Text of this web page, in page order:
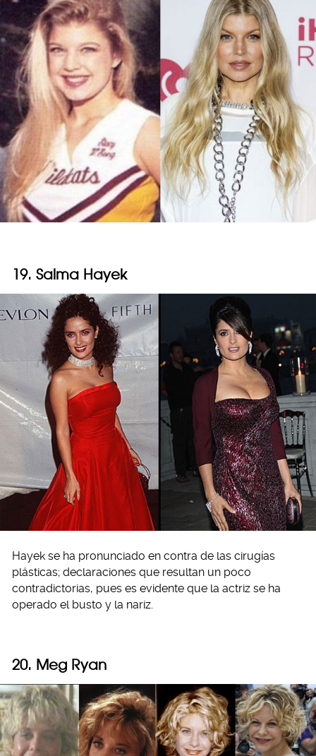
19. Salma Hayek
Hayek se ha pronunciado en contra de las cirugías
plásticas; declaraciones que resultan un poco
contradictorias, pues es evidente que la actriz se ha
operado el busto y la nariz.
20. Meg Ryan